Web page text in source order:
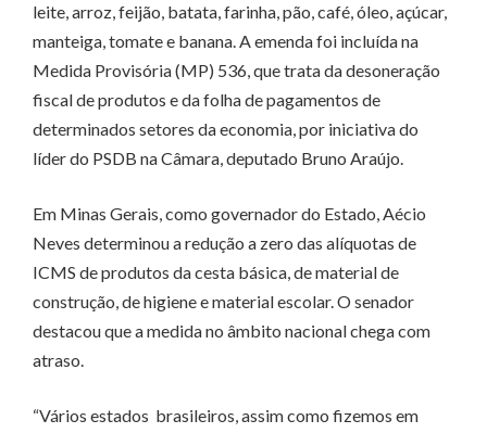
leite, arroz, feijão, batata, farinha, pão, café, óleo, açúcar,
manteiga, tomate e banana. A emenda foi incluída na
Medida Provisória (MP) 536, que trata da desoneração
fiscal de produtos e da folha de pagamentos de
determinados setores da economia, por iniciativa do
líder do PSDB na Câmara, deputado Bruno Araújo.
Em Minas Gerais, como governador do Estado, Aécio
Neves determinou a redução a zero das alíquotas de
ICMS de produtos da cesta básica, de material de
construção, de higiene e material escolar. O senador
destacou que a medida no âmbito nacional chega com
atraso.
“Vários estados brasileiros, assim como fizemos em